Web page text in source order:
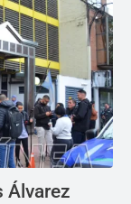
Álvarez